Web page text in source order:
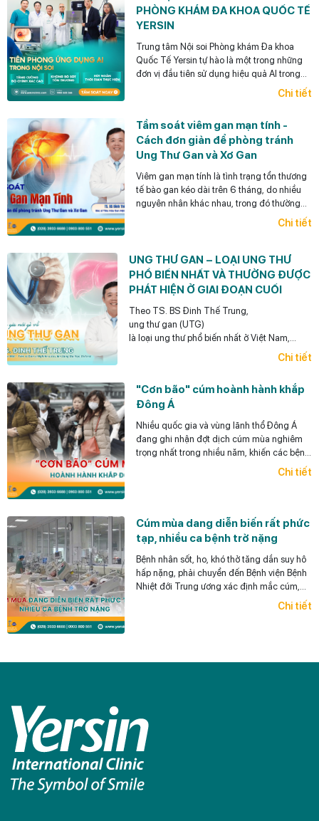
PHÒNG KHÁM ĐA KHOA QUỐC TẾ
YERSIN
Trung tâm Nội soi Phòng khám Đa khoa
Quốc Tế Yersin tự hào là một trong những
đơn vị đầu tiên sử dụng hiệu quả AI trong
Chi tiết
Tầm soát viêm gan mạn tính -
Cách đơn giản để phòng tránh
Ung Thư Gan và Xơ Gan
Viêm gan mạn tính là tình trạng tổn thương
tế bào gan kéo dài trên 6 tháng, do nhiều
nguyên nhân khác nhau, trong đó thường
gặp nhất là viêm gan siêu vi B mạn tính,
Chi tiết
UNG THƯ GAN – LOẠI UNG THƯ
PHỔ BIẾN NHẤT VÀ THƯỜNG ĐƯỢC
PHÁT HIỆN Ở GIAI ĐOẠN CUỐI
Theo TS. BS Đinh Thế Trung,
ung thư gan (UTG)
là loại ung thư phổ biến nhất ở Việt Nam,
là loại ung thư này có thể phòng ngừa được (y
ra UTG cho bệnh nhân),
có thể phát hiện sớm và điều trị hiệu quả
Chi tiết
"Cơn bão" cúm hoành hành khắp
Đông Á
Nhiều quốc gia và vùng lãnh thổ Đông Á
đang ghi nhận đợt dịch cúm mùa nghiêm
trọng nhất trong nhiều năm, khiến các bệnh
Chi tiết
Cúm mùa dang diễn biến rất phức
tạp, nhiều ca bệnh trở nặng
Bệnh nhân sốt, ho, khó thở tăng dần suy hô
hấp nặng, phải chuyển đến Bệnh viện Bệnh
Nhiệt đới Trung ương xác định mắc cúm,
Chi tiết